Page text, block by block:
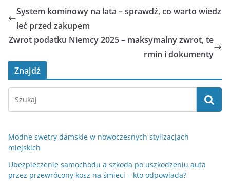
System kominowy na lata – sprawdź, co warto wiedz
ieć przed zakupem
Zwrot podatku Niemcy 2025 – maksymalny zwrot, te
rmin i dokumenty
Znajdź
Modne swetry damskie w nowoczesnych stylizacjach
miejskich
Ubezpieczenie samochodu a szkoda po uszkodzeniu auta
przez przewrócony kosz na śmieci – kto odpowiada?